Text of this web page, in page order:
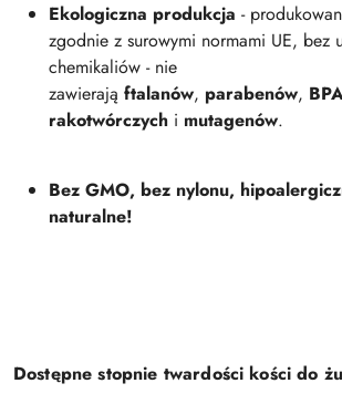
Ekologiczna produkcja -
zgodnie z surowymi normami UE, bez
chemikaliów - nie
zawierają ftalanów, parabenów,
rakotwórczych i mutagenów.
Bez GMO, bez nylonu,
naturalne!
Dostępne stopnie twardości kości do